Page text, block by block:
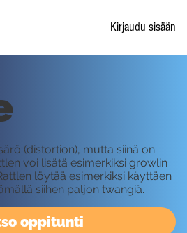
Kirjaudu sisään
oppitunti
(distortion), mutta siinä on
voi lisätä esimerkiksi growlin
löytää esimerkiksi käyttäen
siihen paljon twangiä.